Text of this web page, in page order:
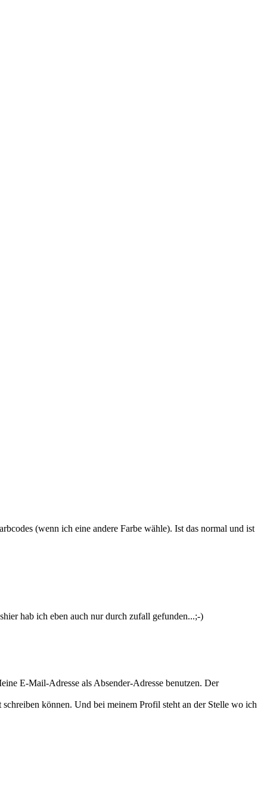
(wenn ich eine andere Farbe wähle). Ist das normal und ist
hab ich eben auch nur durch zufall gefunden...;-)
E-Mail-Adresse als Absender-Adresse benutzen. Der
können. Und bei meinem Profil steht an der Stelle wo ich